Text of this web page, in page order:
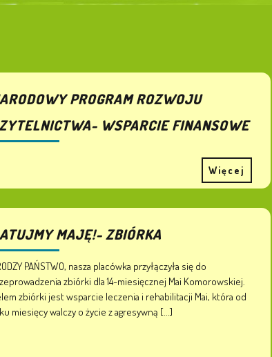
PROGRAM ROZWOJU
WSPARCIE FINANSOWE
Więcej
MAJĘ!- ZBIÓRKA
PAŃSTWO, nasza placówka przyłączyła się do
zbiórki dla 14-miesięcznej Mai Komorowskiej.
zbiórki jest wsparcie leczenia i rehabilitacji Mai, która od
miesięcy walczy o życie z agresywną [...]